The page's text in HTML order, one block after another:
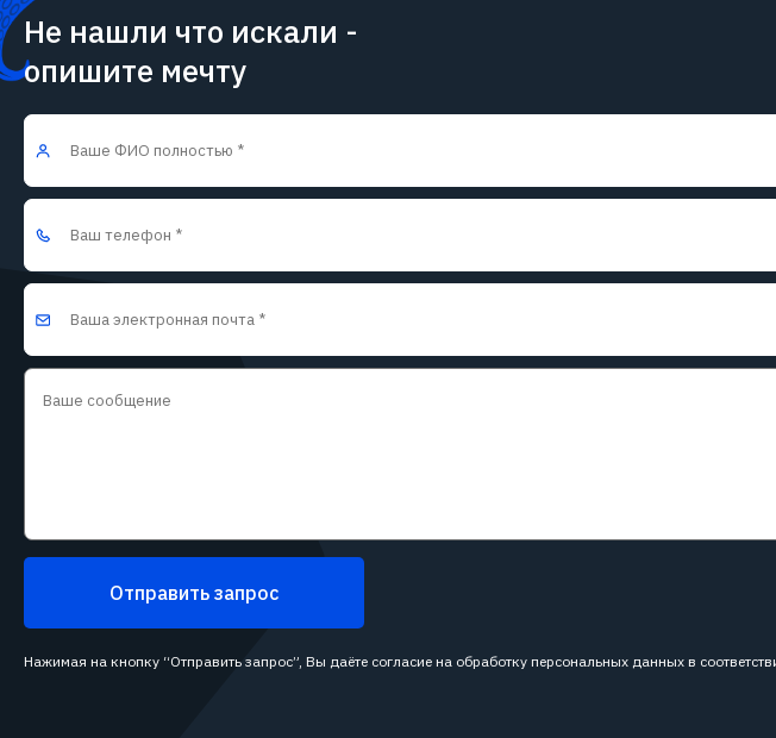
Не нашли что искали -
опишите мечту
Отправить запрос
Нажимая на кнопку “Отправить запрос”, Вы даёте согласие на обработку персональных данных в